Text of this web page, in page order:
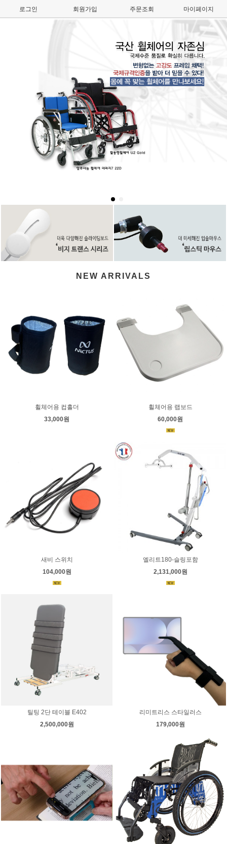
로그인 회원가입 주문조회 마이페이지
NEW ARRIVALS
휠체어용 컵홀더
33,000원
휠체어용 랩보드
60,000원
새비 스위치
104,000원
엘리트180-슬링포함
2,131,000원
틸팅 2단 테이블 E402
2,500,000원
리미트리스 스타일러스
179,000원